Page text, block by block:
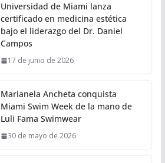
Universidad de Miami lanza
certificado en medicina estética
bajo el liderazgo del Dr. Daniel
Campos
17 de junio de 2026
Marianela Ancheta conquista
Miami Swim Week de la mano de
Luli Fama Swimwear
30 de mayo de 2026